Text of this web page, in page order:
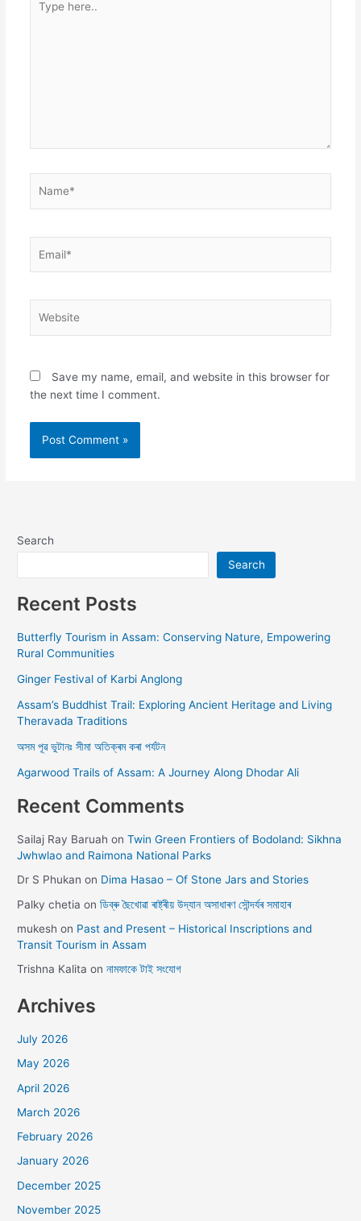
here..
Save my name, email, and website in this browser for
the next time I comment.
Search
Search
Recent Posts
Butterfly Tourism in Assam: Conserving Nature, Empowering
Rural Communities
Ginger Festival of Karbi Anglong
Assam’s Buddhist Trail: Exploring Ancient Heritage and Living
Theravada Traditions
অসম পূৱ ভুটানঃ সীমা অতিক্ৰম কৰা পৰ্যটন
Agarwood Trails of Assam: A Journey Along Dhodar Ali
Recent Comments
Sailaj Ray Baruah onTwin Green Frontiers of Bodoland: Sikhna
Jwhwlao and Raimona National Parks
Dr S Phukan on Dima Hasao – Of Stone Jars and Stories
Palky chetia onডিব্ৰু ছৈখোৱা ৰাষ্ট্ৰীয় উদ্যান অসাধাৰণ সৌন্দৰ্যৰ সমাহাৰ
mukesh on Past and Present – Historical Inscriptions and
Transit Tourism in Assam
Trishna Kalita onনামফাকে টাই সংযোগ
Archives
July 2026
May 2026
April 2026
March 2026
February 2026
January 2026
December 2025
November 2025